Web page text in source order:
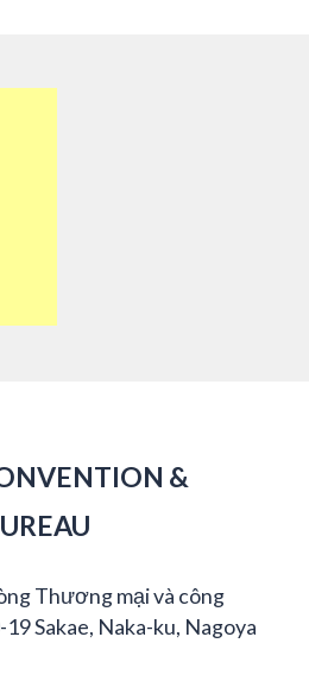
&
Thương mại và công
Sakae, Naka-ku, Nagoya